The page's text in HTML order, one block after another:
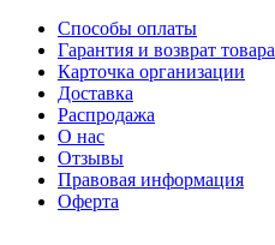
Способы оплаты
Гарантия и возврат товара
Карточка организации
Доставка
Распродажа
О нас
Отзывы
Правовая информация
Оферта